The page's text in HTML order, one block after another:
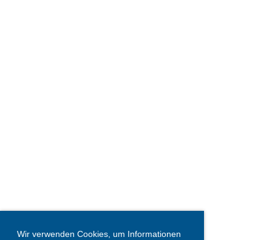
Wir verwenden Cookies, um Informationen